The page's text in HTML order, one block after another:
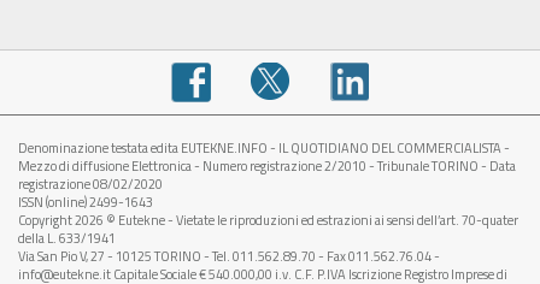
Denominazione testata edita EUTEKNE.INFO - IL QUOTIDIANO DEL COMMERCIALISTA -
Mezzo di diffusione Elettronica - Numero registrazione 2/2010 - Tribunale TORINO - Data
registrazione 08/02/2020
ISSN (online) 2499-1643
Copyright 2026 © Eutekne - Vietate le riproduzioni ed estrazioni ai sensi dell’art. 70-quater
della L. 633/1941
Via San Pio V, 27 - 10125 TORINO - Tel. 011.562.89.70 - Fax 011.562.76.04 -
info@eutekne.it Capitale Sociale € 540.000,00 i.v. C.F. P.IVA Iscrizione Registro Imprese di